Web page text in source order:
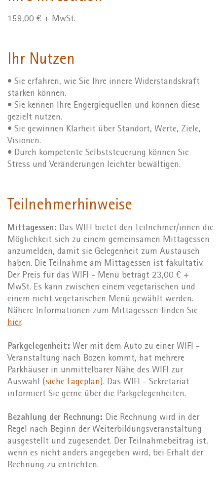
159,00 € + MwSt.
Ihr Nutzen
• Sie erfahren, wie Sie Ihre innere Widerstandskraft
stärken können.
• Sie kennen Ihre Engergiequellen und können diese
gezielt nutzen.
• Sie gewinnen Klarheit über Standort, Werte, Ziele,
Visionen.
• Durch kompetente Selbststeuerung können Sie
Stress und Veränderungen leichter bewältigen.
Teilnehmerhinweise
Mittagessen: Das WIFI bietet den Teilnehmer/innen die
Möglichkeit sich zu einem gemeinsamen Mittagessen
anzumelden, damit sie Gelegenheit zum Austausch
haben. Die Teilnahme am Mittagessen ist fakultativ.
Der Preis für das WIFI - Menü beträgt 23,00 € +
MwSt. Es kann zwischen einem vegetarischen und
einem nicht vegetarischen Menü gewählt werden.
Nähere Informationen zum Mittagessen finden Sie
hier.
Parkgelegenheit: Wer mit dem Auto zu einer WIFI -
Veranstaltung nach Bozen kommt, hat mehrere
Parkhäuser in unmittelbarer Nähe des WIFI zur
Auswahl (siehe Lageplan). Das WIFI - Sekretariat
informiert Sie gerne über die Parkgelegenheiten.
Bezahlung der Rechnung: Die Rechnung wird in der
Regel nach Beginn der Weiterbildungsveranstaltung
ausgestellt und zugesendet. Der Teilnahmebeitrag ist,
wenn es nicht anders angegeben wird, bei Erhalt der
Rechnung zu entrichten.